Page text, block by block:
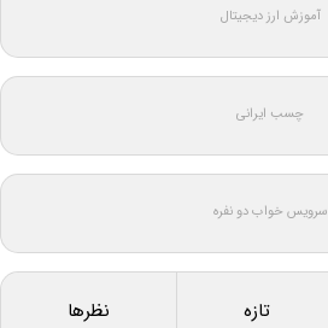
آموزش ارز دیجیتال
چسب ایرانی
سرویس خواب دو نفره
تازه نظرها